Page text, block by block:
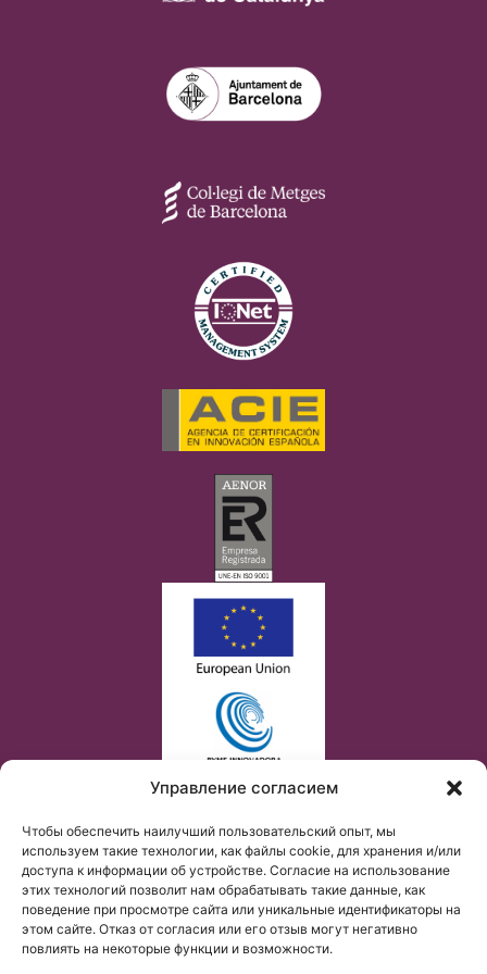
Управление согласием
Чтобы обеспечить наилучший пользовательский опыт, мы
используем такие технологии, как файлы cookie, для хранения и/или
доступа к информации об устройстве. Согласие на использование
этих технологий позволит нам обрабатывать такие данные, как
поведение при просмотре сайта или уникальные идентификаторы на
этом сайте. Отказ от согласия или его отзыв могут негативно
повлиять на некоторые функции и возможности.